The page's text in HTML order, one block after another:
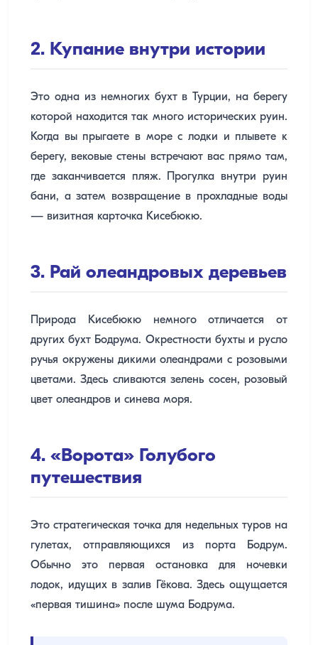
2. Купание внутри истории
Это одна из немногих бухт в Турции, на берегу
которой находится так много исторических руин.
Когда вы прыгаете в море с лодки и плывете к
берегу, вековые стены встречают вас прямо там,
где заканчивается пляж. Прогулка внутри руин
бани, а затем возвращение в прохладные воды
— визитная карточка Кисебюкю.
3. Рай олеандровых деревьев
Природа Кисебюкю немного отличается от
других бухт Бодрума. Окрестности бухты и русло
ручья окружены дикими олеандрами с розовыми
цветами. Здесь сливаются зелень сосен, розовый
цвет олеандров и синева моря.
4. «Ворота» Голубого
путешествия
Это стратегическая точка для недельных туров на
гулетах, отправляющихся из порта Бодрум.
Обычно это первая остановка для ночевки
лодок, идущих в залив Гёкова. Здесь ощущается
«первая тишина» после шума Бодрума.